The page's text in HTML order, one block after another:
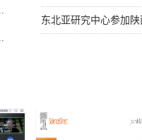
东北亚研究中心参加